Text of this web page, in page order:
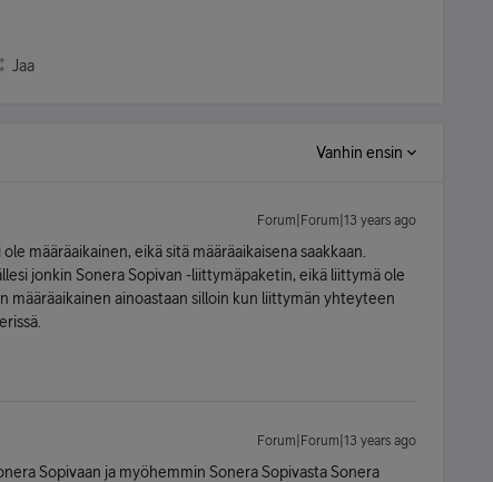
Jaa
Vanhin ensin
Forum|Forum|13 years ago
määräaikainen, eikä sitä määräaikaisena saakkaan.
jonkin Sonera Sopivan -liittymäpaketin, eikä liittymä ole
määräaikainen ainoastaan silloin kun liittymän yhteyteen
Forum|Forum|13 years ago
Sopivaan ja myöhemmin Sonera Sopivasta Sonera